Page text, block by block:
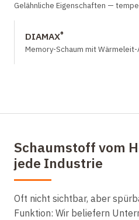
Gelähnliche Eigenschaften —
DIAMAX®
Memory-Schaum mit
Schaumstoff vom
jede Industrie
Oft nicht sichtbar, aber
Funktion: Wir beliefern